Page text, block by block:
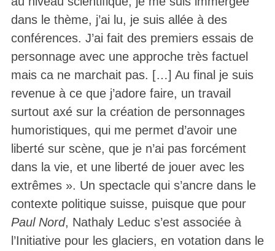
dans le thème, j’ai lu, je suis allée à des
conférences. J’ai fait des premiers essais de
personnage avec une approche très factuel
mais ca ne marchait pas. […] Au final je suis
revenue à ce que j’adore faire, un travail
surtout axé sur la création de personnages
humoristiques, qui me permet d’avoir une
liberté sur scène, que je n’ai pas forcément
dans la vie, et une liberté de jouer avec les
extrêmes ». Un spectacle qui s’ancre dans le
contexte politique suisse, puisque que pour
Paul Nord, Nathaly Leduc s’est associée à
l’Initiative pour les glaciers, en votation dans le